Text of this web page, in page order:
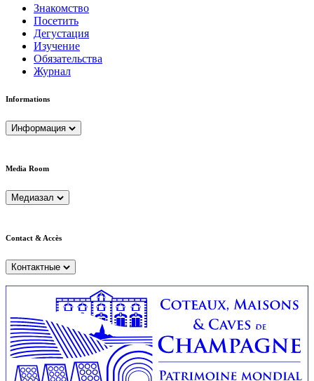
Знакомство
Посетить
Дегустация
Изучение
Обязательства
Журнал
Informations
Информация
Media Room
Медиазал
Contact & Accès
Контактные